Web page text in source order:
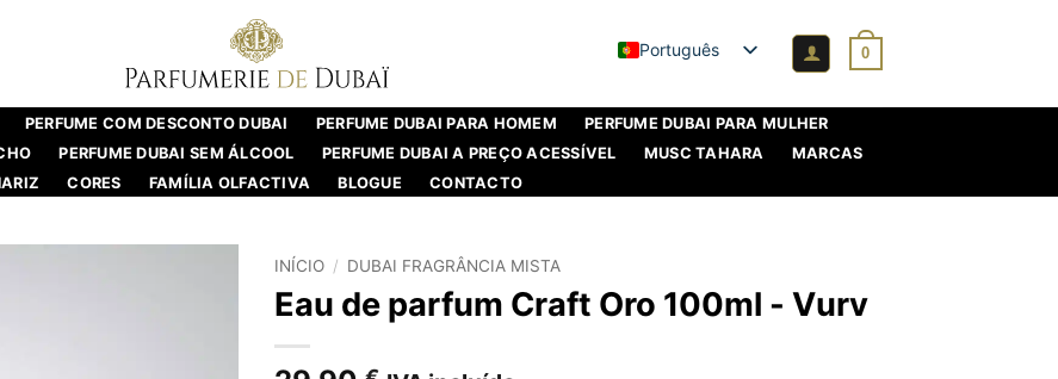
Português 0
PERFUME COM DESCONTO DUBAI PERFUME DUBAI PARA HOMEM
PERFUME DUBAI PARA MULHER
PERFUME DUBAI SEM ÁLCOOL PERFUME DUBAI A PREÇO ACESSÍVEL MUSC TAHARA
MARCAS
CORES FAMÍLIA OLFACTIVA BLOGUE CONTACTO
INÍCIO / DUBAI FRAGRÂNCIA MISTA
Eau de parfum Craft Oro 100ml - Vurv